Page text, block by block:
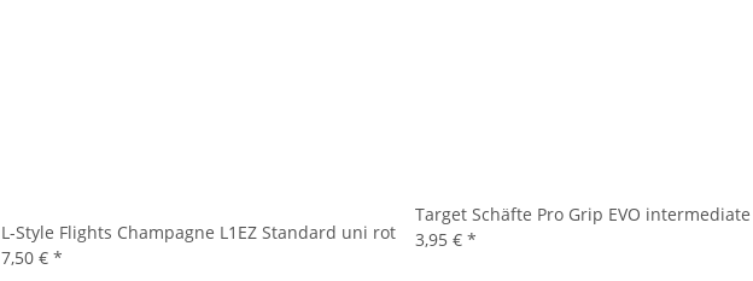
L-Style Flights Champagne L1EZ Standard uni rot
7,50 € *
Target Schäfte Pro Grip EVO
3,95 € *